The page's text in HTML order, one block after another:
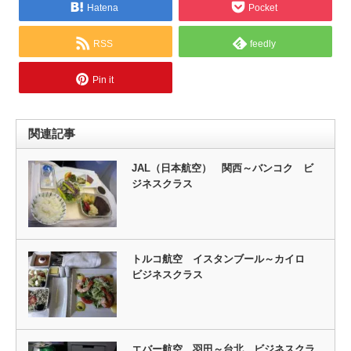
Hatena Pocket
RSS feedly
Pin it
関連記事
JAL（日本航空） 関西～バンコク ビ
ジネスクラス
トルコ航空 イスタンブール～カイロ
ビジネスクラス